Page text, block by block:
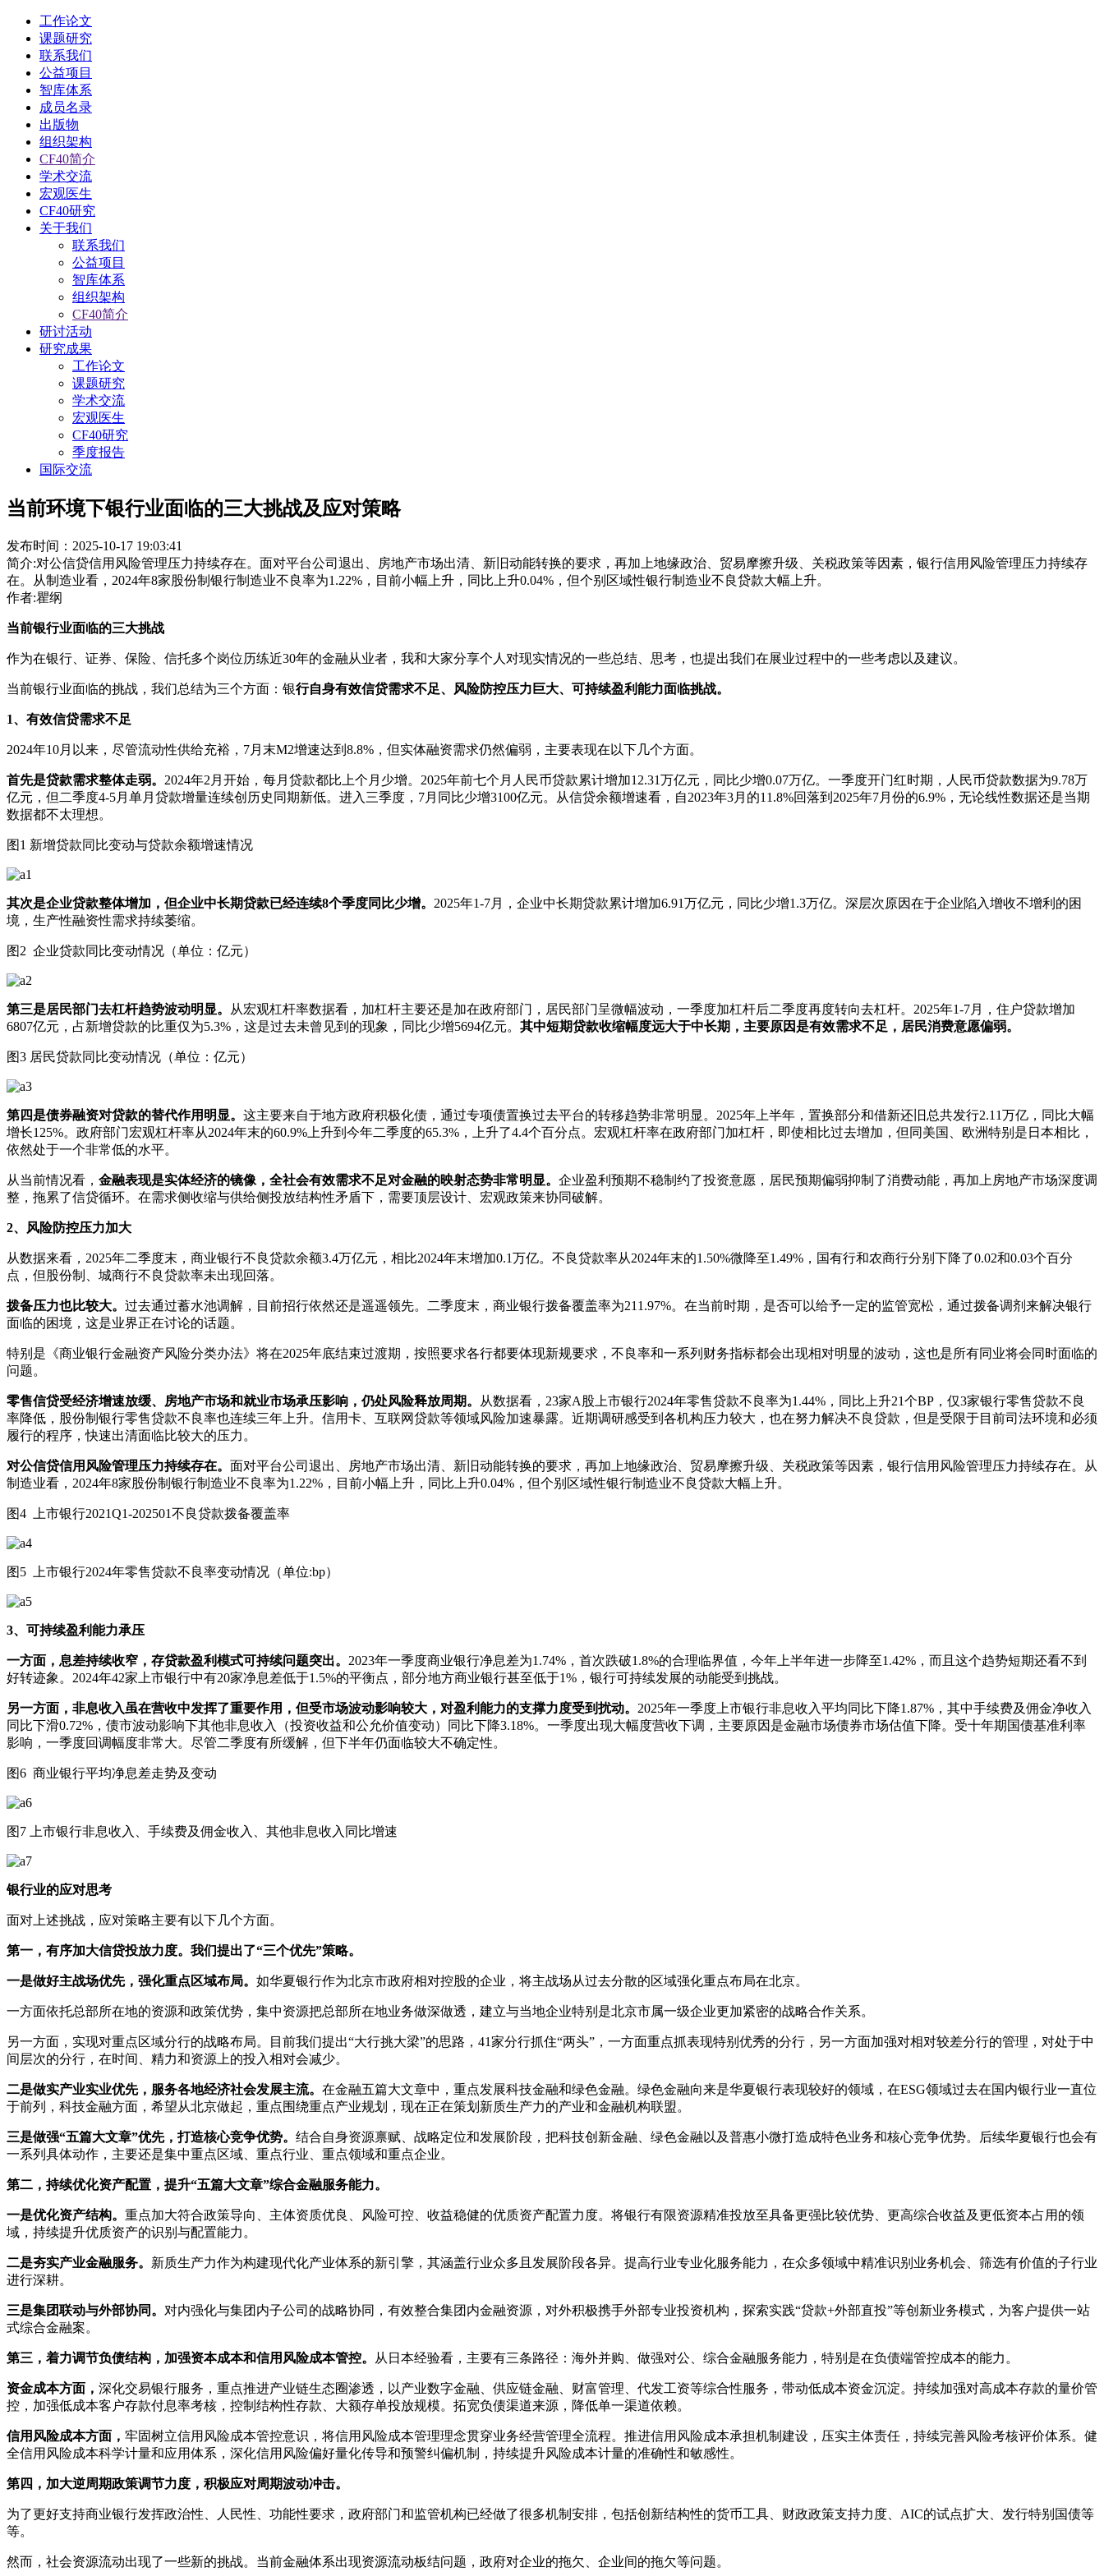
工作论文
课题研究
联系我们
公益项目
智库体系
成员名录
出版物
组织架构
CF40简介
学术交流
宏观医生
CF40研究
关于我们
联系我们
公益项目
智库体系
组织架构
CF40简介
研讨活动
研究成果
工作论文
课题研究
学术交流
宏观医生
CF40研究
季度报告
国际交流
当前环境下银行业面临的三大挑战及应对策略
发布时间：2025-10-17 19:03:41
简介:对公信贷信用风险管理压力持续存在。面对平台公司退出、房地产市场出清、新旧动能转换的要求，再加上地缘政治、贸易摩擦升级、关税政策等因素，银行信用风险管理压力持续存
在。从制造业看，2024年8家股份制银行制造业不良率为1.22%，目前小幅上升，同比上升0.04%，但个别区域性银行制造业不良贷款大幅上升。
作者:瞿纲
当前银行业面临的三大挑战
作为在银行、证券、保险、信托多个岗位历练近30年的金融从业者，我和大家分享个人对现实情况的一些总结、思考，也提出我们在展业过程中的一些考虑以及建议。
当前银行业面临的挑战，我们总结为三个方面：银行自身有效信贷需求不足、风险防控压力巨大、可持续盈利能力面临挑战。
1、有效信贷需求不足
2024年10月以来，尽管流动性供给充裕，7月末M2增速达到8.8%，但实体融资需求仍然偏弱，主要表现在以下几个方面。
首先是贷款需求整体走弱。 2024年2月开始，每月贷款都比上个月少增。2025年前七个月人民币贷款累计增加12.31万亿元，同比少增0.07万亿。一季度开门红时期，人民币贷款数据为9.78万
亿元，但二季度4-5月单月贷款增量连续创历史同期新低。进入三季度，7月同比少增3100亿元。从信贷余额增速看，自2023年3月的11.8%回落到2025年7月份的6.9%，无论线性数据还是当期
数据都不太理想。
图1 新增贷款同比变动与贷款余额增速情况
其次是企业贷款整体增加，但企业中长期贷款已经连续8个季度同比少增。 2025年1-7月，企业中长期贷款累计增加6.91万亿元，同比少增1.3万亿。深层次原因在于企业陷入增收不增利的困
境，生产性融资性需求持续萎缩。
图2 企业贷款同比变动情况（单位：亿元）
第三是居民部门去杠杆趋势波动明显。
从宏观杠杆率数据看，加杠杆主要还是加在政府部门，居民部门呈微幅波动，一季度加杠杆后二季度再度转向去杠杆。2025年1-7月，住户贷款增加
6807亿元，占新增贷款的比重仅为5.3%，这是过去未曾见到的现象，同比少增5694亿元。 其中短期贷款收缩幅度远大于中长期，主要原因是有效需求不足，居民消费意愿偏弱。
图3 居民贷款同比变动情况（单位：亿元）
第四是债券融资对贷款的替代作用明显。 这主要来自于地方政府积极化债，通过专项债置换过去平台的转移趋势非常明显。2025年上半年，置换部分和借新还旧总共发行2.11万亿，同比大幅
增长125%。政府部门宏观杠杆率从2024年末的60.9%上升到今年二季度的65.3%，上升了4.4个百分点。宏观杠杆率在政府部门加杠杆，即使相比过去增加，但同美国、欧洲特别是日本相比，
依然处于一个非常低的水平。
从当前情况看， 金融表现是实体经济的镜像，全社会有效需求不足对金融的映射态势非常明显。 企业盈利预期不稳制约了投资意愿，居民预期偏弱抑制了消费动能，再加上房地产市场深度调
整，拖累了信贷循环。在需求侧收缩与供给侧投放结构性矛盾下，需要顶层设计、宏观政策来协同破解。
2、风险防控压力加大
从数据来看，2025年二季度末，商业银行不良贷款余额3.4万亿元，相比2024年末增加0.1万亿。不良贷款率从2024年末的1.50%微降至1.49%，国有行和农商行分别下降了0.02和0.03个百分
点，但股份制、城商行不良贷款率未出现回落。
拨备压力也比较大。 过去通过蓄水池调解，目前招行依然还是遥遥领先。二季度末，商业银行拨备覆盖率为211.97%。在当前时期，是否可以给予一定的监管宽松，通过拨备调剂来解决银行
面临的困境，这是业界正在讨论的话题。
特别是《商业银行金融资产风险分类办法》将在2025年底结束过渡期，按照要求各行都要体现新规要求，不良率和一系列财务指标都会出现相对明显的波动，这也是所有同业将会同时面临的
问题。
零售信贷受经济增速放缓、房地产市场和就业市场承压影响，仍处风险释放周期。
从数据看，23家A股上市银行2024年零售贷款不良率为1.44%，同比上升21个BP，仅3家银行零售贷款不良
率降低，股份制银行零售贷款不良率也连续三年上升。信用卡、互联网贷款等领域风险加速暴露。近期调研感受到各机构压力较大，也在努力解决不良贷款，但是受限于目前司法环境和必须
履行的程序，快速出清面临比较大的压力。
对公信贷信用风险管理压力持续存在。 面对平台公司退出、房地产市场出清、新旧动能转换的要求，再加上地缘政治、贸易摩擦升级、关税政策等因素，银行信用风险管理压力持续存在。从
制造业看，2024年8家股份制银行制造业不良率为1.22%，目前小幅上升，同比上升0.04%，但个别区域性银行制造业不良贷款大幅上升。
图4 上市银行2021Q1-202501不良贷款拨备覆盖率
图5 上市银行2024年零售贷款不良率变动情况（单位:bp）
3、可持续盈利能力承压
一方面，息差持续收窄，存贷款盈利模式可持续问题突出。 2023年一季度商业银行净息差为1.74%，首次跌破1.8%的合理临界值，今年上半年进一步降至1.42%，而且这个趋势短期还看不到
好转迹象。2024年42家上市银行中有20家净息差低于1.5%的平衡点，部分地方商业银行甚至低于1%，银行可持续发展的动能受到挑战。
另一方面，非息收入虽在营收中发挥了重要作用，但受市场波动影响较大，对盈利能力的支撑力度受到扰动。 2025年一季度上市银行非息收入平均同比下降1.87%，其中手续费及佣金净收入
同比下滑0.72%，债市波动影响下其他非息收入（投资收益和公允价值变动）同比下降3.18%。一季度出现大幅度营收下调，主要原因是金融市场债券市场估值下降。受十年期国债基准利率
影响，一季度回调幅度非常大。尽管二季度有所缓解，但下半年仍面临较大不确定性。
图6 商业银行平均净息差走势及变动
图7 上市银行非息收入、手续费及佣金收入、其他非息收入同比增速
银行业的应对思考
面对上述挑战，应对策略主要有以下几个方面。
第一，有序加大信贷投放力度。我们提出了“三个优先”策略。
一是做好主战场优先，强化重点区域布局。 如华夏银行作为北京市政府相对控股的企业，将主战场从过去分散的区域强化重点布局在北京。
一方面依托总部所在地的资源和政策优势，集中资源把总部所在地业务做深做透，建立与当地企业特别是北京市属一级企业更加紧密的战略合作关系。
另一方面，实现对重点区域分行的战略布局。目前我们提出“大行挑大梁”的思路，41家分行抓住“两头”，一方面重点抓表现特别优秀的分行，另一方面加强对相对较差分行的管理，对处于中
间层次的分行，在时间、精力和资源上的投入相对会减少。
二是做实产业实业优先，服务各地经济社会发展主流。 在金融五篇大文章中，重点发展科技金融和绿色金融。绿色金融向来是华夏银行表现较好的领域，在ESG领域过去在国内银行业一直位
于前列，科技金融方面，希望从北京做起，重点围绕重点产业规划，现在正在策划新质生产力的产业和金融机构联盟。
三是做强“五篇大文章”优先，打造核心竞争优势。 结合自身资源禀赋、战略定位和发展阶段，把科技创新金融、绿色金融以及普惠小微打造成特色业务和核心竞争优势。后续华夏银行也会有
一系列具体动作，主要还是集中重点区域、重点行业、重点领域和重点企业。
第二，持续优化资产配置，提升“五篇大文章”综合金融服务能力。
一是优化资产结构。 重点加大符合政策导向、主体资质优良、风险可控、收益稳健的优质资产配置力度。将银行有限资源精准投放至具备更强比较优势、更高综合收益及更低资本占用的领
域，持续提升优质资产的识别与配置能力。
二是夯实产业金融服务。 新质生产力作为构建现代化产业体系的新引擎，其涵盖行业众多且发展阶段各异。提高行业专业化服务能力，在众多领域中精准识别业务机会、筛选有价值的子行业
进行深耕。
三是集团联动与外部协同。 对内强化与集团内子公司的战略协同，有效整合集团内金融资源，对外积极携手外部专业投资机构，探索实践“贷款+外部直投”等创新业务模式，为客户提供一站
式综合金融案。
第三，着力调节负债结构，加强资本成本和信用风险成本管控。 从日本经验看，主要有三条路径：海外并购、做强对公、综合金融服务能力，特别是在负债端管控成本的能力。
资金成本方面， 深化交易银行服务，重点推进产业链生态圈渗透，以产业数字金融、供应链金融、财富管理、代发工资等综合性服务，带动低成本资金沉淀。持续加强对高成本存款的量价管
控，加强低成本客户存款付息率考核，控制结构性存款、大额存单投放规模。拓宽负债渠道来源，降低单一渠道依赖。
信用风险成本方面， 牢固树立信用风险成本管控意识，将信用风险成本管理理念贯穿业务经营管理全流程。推进信用风险成本承担机制建设，压实主体责任，持续完善风险考核评价体系。健
全信用风险成本科学计量和应用体系，深化信用风险偏好量化传导和预警纠偏机制，持续提升风险成本计量的准确性和敏感性。
第四，加大逆周期政策调节力度，积极应对周期波动冲击。
为了更好支持商业银行发挥政治性、人民性、功能性要求，政府部门和监管机构已经做了很多机制安排，包括创新结构性的货币工具、财政政策支持力度、AIC的试点扩大、发行特别国债等
等。
然而，社会资源流动出现了一些新的挑战。当前金融体系出现资源流动板结问题，政府对企业的拖欠、企业间的拖欠等问题。